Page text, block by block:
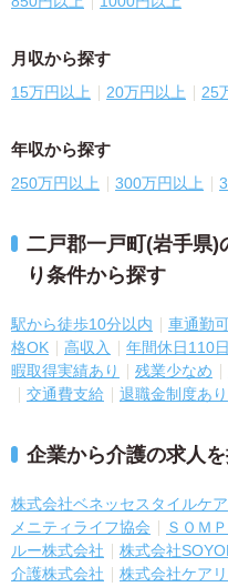
月収から探す
15万円以上 20万円以上 25
年収から探す
250万円以上 300万円以上
二戸郡一戸町(岩手県)
り条件から探す
駅から徒歩10分以内 車通勤
格OK
高収入 年間休日110
暇取得実績あり
残業少なめ
交通費支給
退職金制度あり
企業から介護の求人
株式会社ベネッセスタイルケア
メニティライフ協会
ＳＯＭ
ルー株式会社
株式会社
介護株式会社
株式会社ケア